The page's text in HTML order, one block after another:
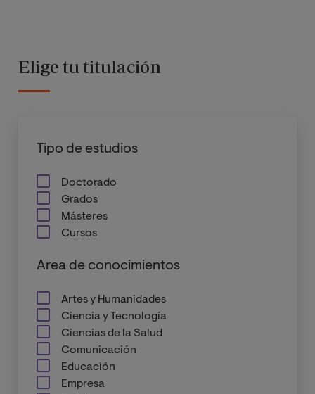
Elige tu titulación
Tipo de estudios
Doctorado
Grados
Másteres
Cursos
Area de conocimientos
Artes y Humanidades
Ciencia y Tecnología
Ciencias de la Salud
Comunicación
Educación
Empresa